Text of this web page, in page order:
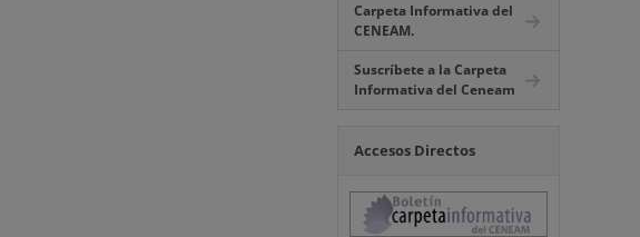
Carpeta Informativa del
CENEAM.
Suscríbete a la Carpeta
Informativa del Ceneam
Accesos Directos